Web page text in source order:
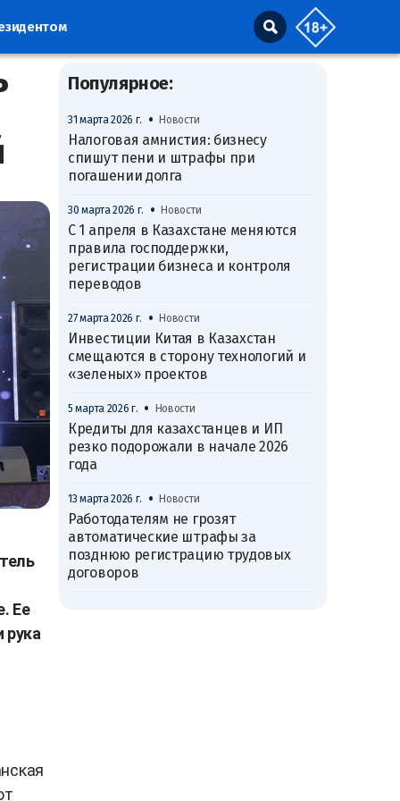
Ее
рука
Популярное:
31 марта 2026 г. • Новости
Налоговая амнистия: бизнесу
спишут пени и штрафы при
погашении долга
30 марта 2026 г. • Новости
С 1 апреля в Казахстане меняются
правила господдержки,
регистрации бизнеса и контроля
переводов
27 марта 2026 г. • Новости
Инвестиции Китая в Казахстан
смещаются в сторону технологий и
«зеленых» проектов
5 марта 2026 г. • Новости
Кредиты для казахстанцев и ИП
резко подорожали в начале 2026
года
13 марта 2026 г. • Новости
Работодателям не грозят
автоматические штрафы за
позднюю регистрацию трудовых
договоров